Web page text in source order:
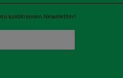
kostenlosen Newsletter!